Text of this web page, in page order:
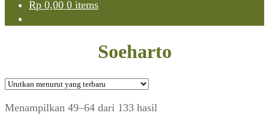
Rp 0,00 0 items
Soeharto
Menampilkan 49–64 dari 133 hasil